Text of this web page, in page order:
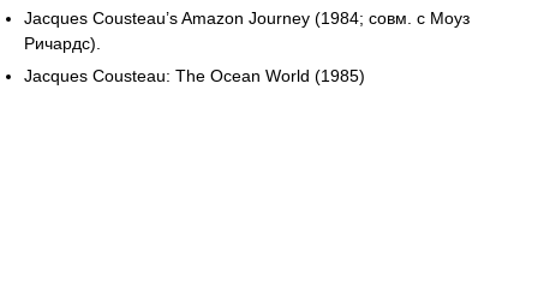
Jacques Cousteau’s Amazon Journey (1984; совм. с Моуз
Ричардс).
Jacques Cousteau: The Ocean World (1985)